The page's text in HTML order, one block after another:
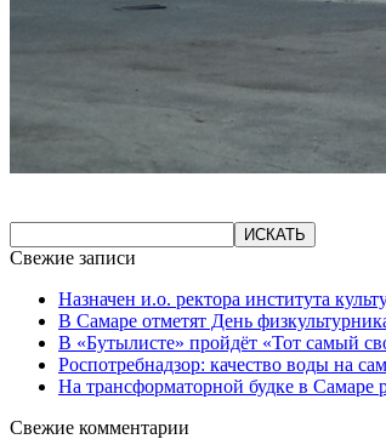
Свежие записи
Назначен и.о. ректора института
В Самаре отметят День
В «Бутылисте» пройдёт «Тот самый
Роспотребнадзор: качество воды на
На трансформаторной будке в Самаре
Свежие комментарии